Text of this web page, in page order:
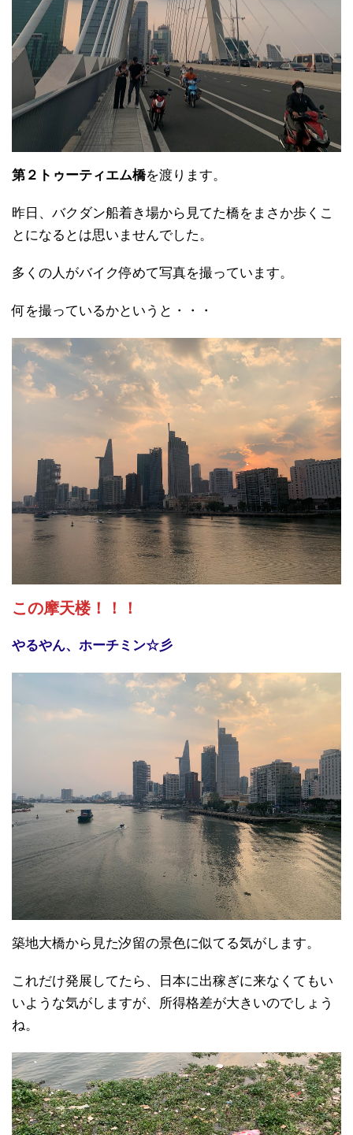
第２トゥーティエム橋を渡ります。
昨日、バクダン船着き場から見てた橋をまさか歩くこ
とになるとは思いませんでした。
多くの人がバイク停めて写真を撮っています。
何を撮っているかというと・・・
この摩天楼！！！
やるやん、ホーチミン☆彡
築地大橋から見た汐留の景色に似てる気がします。
これだけ発展してたら、日本に出稼ぎに来なくてもい
いような気がしますが、所得格差が大きいのでしょう
ね。